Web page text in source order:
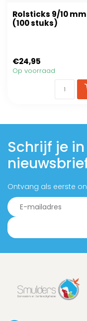
Rolsticks 9/10 mm
(100 stuks)
€24,95
Op voorraad
Schrijf je
Ontvang als eerste